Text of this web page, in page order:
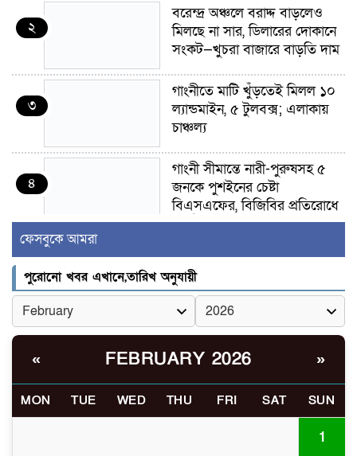
২
বরেন্দ্র অঞ্চলে বরাদ্দ বাড়লেও
মিলছে না সার, ডিলারের দোকানে
সংকট—খুচরা বাজারে বাড়তি দাম
৩
গাংনীতে মাটি খুঁড়তেই মিলল ১০
ল্যান্ডমাইন, ৫ টুলবক্স; এলাকায়
চাঞ্চল্য
৪
গাংনী সীমান্তে নারী-পুরুষসহ ৫
জনকে পুশইনের চেষ্টা
বিএসএফের, বিজিবির প্রতিরোধে
ব্যর্থ
৫
ইবির জুলাই-৩৬ হলে
রুমমেটদের গোপন ছবি প্রেমিকের
কাছে পাঠানোর অভিযোগ, ক্ষোভ
ও আতঙ্ক শিক্ষার্থীদের
৬
র‍্যাব বিলুপ্ত হয়ে এসআরবি,
ব্যবস্থা
খোকসায় বিএনপি নেতা নাফিজ
ফেসবুকে আমরা
পুরোনো খবর এখানে,তারিখ অনুযায়ী
« FEBRUARY 2026 »
MON TUE WED THU FRI SAT SUN
1